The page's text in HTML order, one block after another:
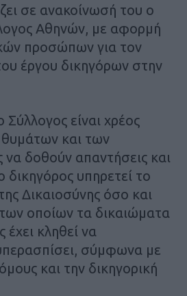
σε ανακοίνωσή του ο
Αθηνών, με αφορμή
προσώπων για τον
έργου δικηγόρων στην
είναι χρέος
και των
να δοθούν απαντήσεις και
δικηγόρος υπηρετεί το
Δικαιοσύνης όσο και
οποίων τα δικαιώματα
έχει κληθεί να
σύμφωνα με
και την δικηγορική